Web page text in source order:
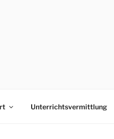
Unterrichtsvermittlung